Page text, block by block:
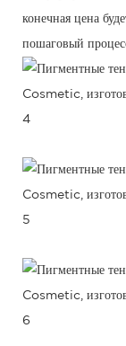
конечная цена
пошаговый